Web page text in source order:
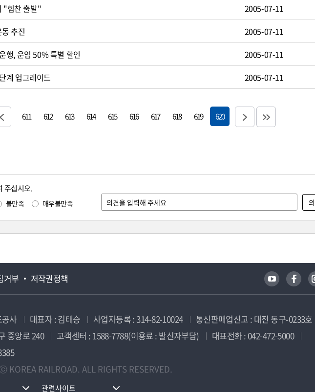
철도환경보전협의회 "힘찬 출발" 2005-07-11
추진 2005-07-11
행, 운임 50% 특별 할인 2005-07-11
계 업그레이드 2005-07-11
611 612 613 614 615 616 617 618 619 620
주십시오.
불만족 매우불만족
거부 저작권정책
사 대표자 : 김태승 사업자등록 : 314-82-10024
통신판매업신고 : 대전 동구-0233호
중앙로 240
고객센터 : 1588-7788(이용료 : 발신자부담)
대표전화 : 042-472-5000
KOREA RAILROAD. ALL RIGHTS RESERVED.
관련사이트